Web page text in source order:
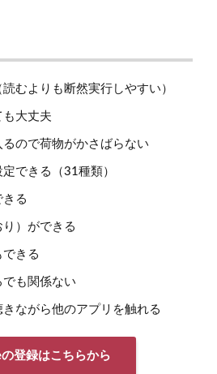
むよりも断然実行しやすい）
も大丈夫
ので荷物がかさばらない
できる（31種類）
きる
）ができる
きる
も関係ない
ながら他のアプリを触れる
登録はこちらから